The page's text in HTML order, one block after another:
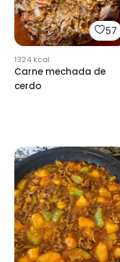
57
1324 kcal
Carne mechada de
cerdo